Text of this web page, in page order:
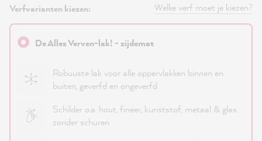
Verfvarianten kiezen: Welke verf moet je kiezen?
De Alles Verven-lak! - zijdemat
Robuuste lak voor alle oppervlakken binnen en
buiten, geverfd en ongeverfd
Schilder o.a. hout, fineer, kunststof, metaal & glas
zonder schuren